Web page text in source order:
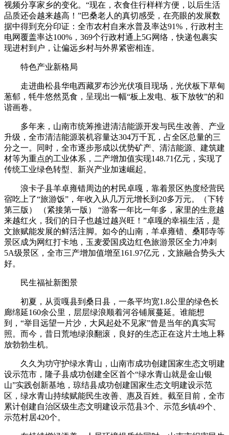
视频分享家乡的变化。“现在，衣食住行样样方便，以后生活
品质还会越来越高！”巴桑老人的真切感受，在亮眼的发展数
据中得到充分印证：全市农村自来水普及率达91%，行政村主
电网覆盖率达100%，369个行政村通上5G网络，快递包裹实
现进村到户，让偏远乡村与外界紧密相连。
特色产业新格局
走进曲松县华电西藏罗布沙光伏项目现场，光伏板下草甸
葱郁，牦牛悠然觅食，呈现出一幅“板上发电、板下放牧”的和
谐画卷。
多年来，山南市统筹推进清洁能源开发与民生改善、产业
升级，全市清洁能源装机容量达304万千瓦，占全区总量的三
分之一。同时，全市逐步形成以优势矿产、清洁能源、建筑建
材等为重点的工业体系，二产增加值实现148.71亿元，实现了
传统工业绿色转型、新兴产业加速崛起。
浪卡子县羊卓雍错周边的村民卓嘎，靠着景区热度经营民
宿吃上了“旅游饭”，年收入从几万元增长到20多万元。（下转
第三版） （紧接第一版） “游客一年比一年多，家里的生意越
来越红火，我们的日子也越过越兴旺！”卓嘎的幸福生活，是
文旅赋能发展的鲜活注脚。如今的山南，羊卓雍错、桑耶寺等
景区成为网红打卡地，玉麦爱国戍边红色旅游景区全力冲刺
5A级景区，全市三产增加值增至161.97亿元，文旅融合势头大
好。
民生福祉新图景
初夏，从贡嘎县到桑日县，一条平均宽1.8公里的绿色长
廊绵延160余公里，层层绿浪顺着河谷铺展蔓延。谁能想
到，“举目远望一片沙，大风起处不见家”曾是当年的真实写
照。而今，昔日荒地绿浪翻滚，良好的生态正在这片土地上释
放勃勃生机。
久久为功守护绿水青山，山南市成功创建国家生态文明建
设示范市，隆子县成功创建全区首个“绿水青山就是金山银
山”实践创新基地，琼结县成功创建国家生态文明建设示范
区，绿水青山持续赋能民生改善、惠及百姓。截至目前，全市
累计创建自治区级生态文明建设示范县3个、示范乡镇49个、
示范村居420个。